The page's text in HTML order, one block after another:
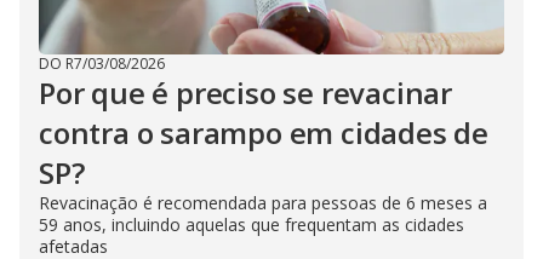
DO R7/03/08/2026
Por que é preciso se revacinar
contra o sarampo em cidades de
SP?
Revacinação é recomendada para pessoas de 6 meses a
59 anos, incluindo aquelas que frequentam as cidades
afetadas